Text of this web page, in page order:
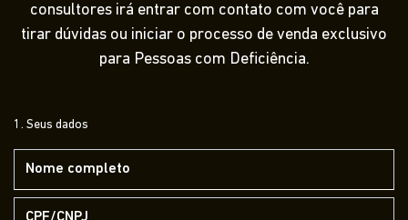
consultores irá entrar com contato com você para
tirar dúvidas ou iniciar o processo de venda exclusivo
para Pessoas com Deficiência.
1. Seus dados